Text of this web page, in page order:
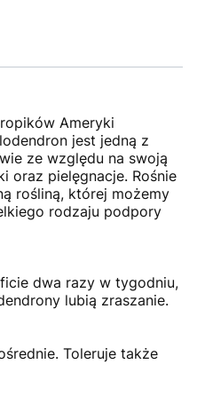
Ameryki
jest jedną z
ze względu na swoją
oraz pielęgnacje. Rośnie
rośliną, której możemy
rodzaju podpory
dwa razy w tygodniu,
lubią zraszanie.
Toleruje także